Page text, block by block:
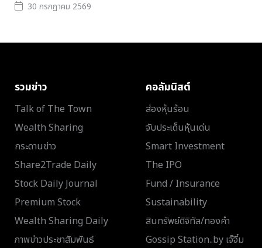
30 กรกฎาคม 2569
รวมข่าว
Talk of The Town
Wealth Sharing
กระดานข่าว
Share2Trade Daily
Stock Daily Journal
Premium Stock
Wealth Sharing Daily
ภาพข่าวประชาสัมพันธ์
คอลัมนิสต์
ส่องหุ้นร้อน
จับประเด็นหุ้นเด่น
Smart Investment
The IPO
Fund / Insurance
Sustainability
สินทรัพย์ดิจิทัล/ทองคำ
Gossip Station..by เจ๊จิ๋ม